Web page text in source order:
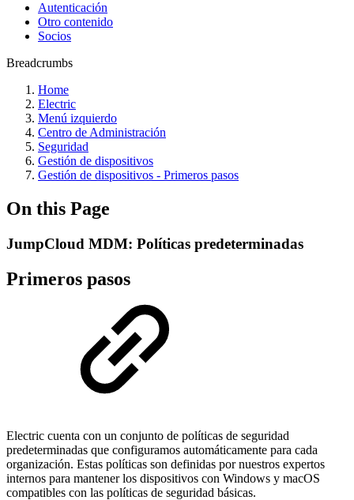
Autenticación
Otro contenido
Socios
Breadcrumbs
Home
Electric
Menú izquierdo
Centro de Administración
Seguridad
Gestión de dispositivos
Gestión de dispositivos - Primeros pasos
On this Page
JumpCloud MDM: Políticas predeterminadas
Primeros pasos
Electric cuenta con un conjunto de políticas de seguridad
predeterminadas que configuramos automáticamente para cada
organización. Estas políticas son definidas por nuestros expertos
internos para mantener los dispositivos con Windows y macOS
compatibles con las políticas de seguridad básicas.